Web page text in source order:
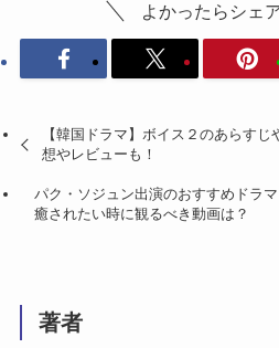
よかったらシェ
【韓国ドラマ】ボイス２のあらす
想やレビューも！
パク・ソジュン出演のおすすめドラ
癒されたい時に観るべき動画は？
著者